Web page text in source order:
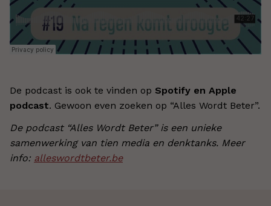
De podcast is ook te vinden op Spotify en Apple
podcast. Gewoon even zoeken op “Alles Wordt Beter”.
De podcast “Alles Wordt Beter” is een unieke
samenwerking van tien media en denktanks. Meer
info: alleswordtbeter.be